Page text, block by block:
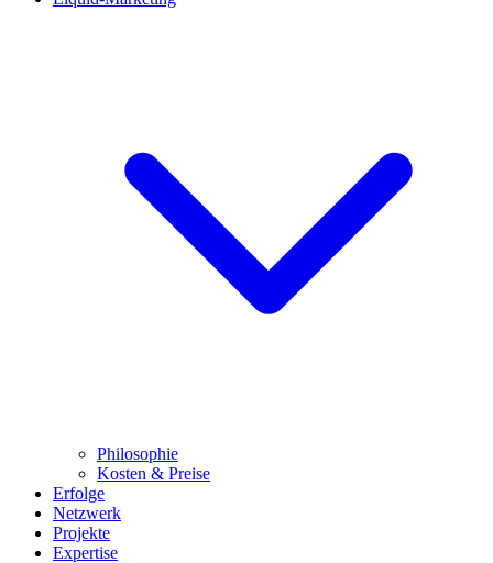
Philosophie
Kosten & Preise
Erfolge
Netzwerk
Projekte
Expertise